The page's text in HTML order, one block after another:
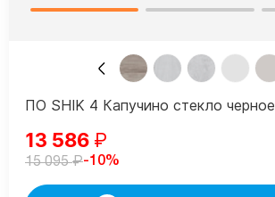
ПО SHIK 4 Капучино стекло черное
13 586 ₽
15 095₽-10%